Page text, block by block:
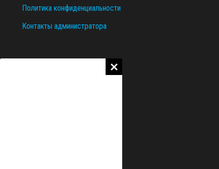
Политика конфиденциальности
Контакты администратора